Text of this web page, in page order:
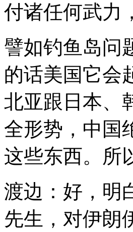
付诸任何武力
譬如钓鱼岛问
的话美国它会
北亚跟日本、
全形势，中国
这些东西。所
渡边：好，明
先生，对伊朗